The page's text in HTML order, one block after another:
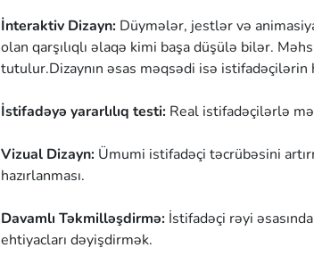
İnteraktiv Dizayn: Düymələr, jestlər və
olan qarşılıqlı əlaqə kimi başa düşülə bilər.
tutulur.Dizaynın əsas məqsədi isə istifadəçilərin
İstifadəyə yararlılıq testi: Real istifadəçilərlə
Vizual Dizayn: Ümumi istifadəçi təcrübəsini
hazırlanması.
Davamlı Təkmilləşdirmə: İstifadəçi rəyi
ehtiyacları dəyişdirmək.